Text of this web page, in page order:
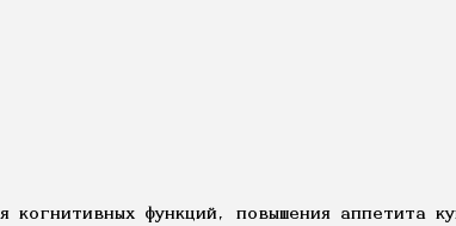
функций, повышения аппетита